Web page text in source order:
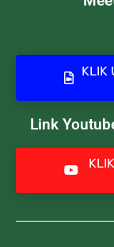
KLIK
Link